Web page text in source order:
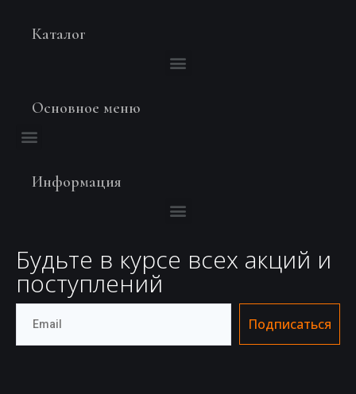
Каталог
Основное меню
Информация
Будьте в курсе всех акций и
поступлений
Подписаться